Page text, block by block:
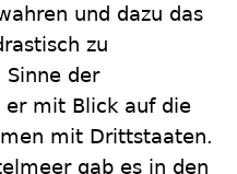
und dazu das
zu
der
er mit Blick auf die
mit Drittstaaten.
gab es in den